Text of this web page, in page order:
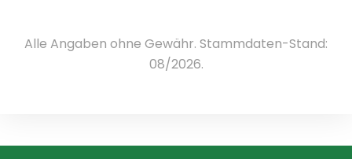
Alle Angaben ohne Gewähr. Stammdaten-Stand:
08/2026.